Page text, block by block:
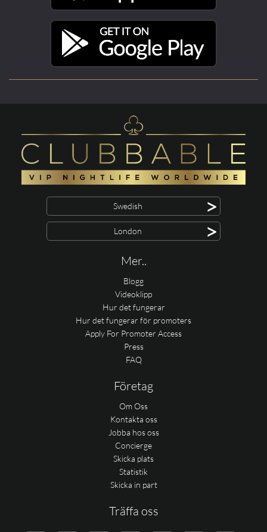
Swedish >
London >
Mer..
Blogg
Videoklipp
Hur det fungerar
Hur det fungerar för promoters
Apply For Promoter Access
Press
FAQ
Företag
Om Oss
Kontakta oss
Jobba hos oss
Concierge
Skicka plats
Statistik
Skicka in part
Träffa oss